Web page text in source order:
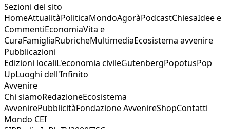
Sezioni del sito
HomeAttualitàPoliticaMondoAgoràPodcastChiesaIdee e
CommentiEconomiaVita e
CuraFamigliaRubricheMultimediaEcosistema avvenire
Pubblicazioni
Edizioni localiL'economia civileGutenbergPopotusPop
UpLuoghi dell'Infinito
Avvenire
Chi siamoRedazioneEcosistema
AvvenirePubblicitàFondazione AvvenireShopContatti
Mondo CEI